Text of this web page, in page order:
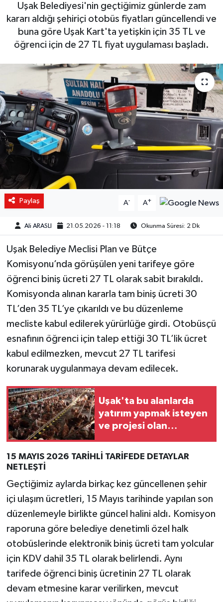
Uşak Belediyesi'nin geçtiğimiz günlerde zam
kararı aldığı şehiriçi otobüs fiyatları güncellendi ve
buna göre Uşak Kart'ta yetişkin için 35 TL ve
öğrenci için de 27 TL fiyat uygulaması başladı.
Paylaş A- A+
Ali ARASLI 21.05.2026 - 11:18 Okunma Süresi: 2 Dk
Uşak Belediye Meclisi Plan ve Bütçe
Komisyonu’nda görüşülen yeni tarifeye göre
öğrenci biniş ücreti 27 TL olarak sabit bırakıldı.
Komisyonda alınan kararla tam biniş ücreti 30
TL’den 35 TL’ye çıkarıldı ve bu düzenleme
mecliste kabul edilerek yürürlüğe girdi. Otobüsçü
esnafının öğrenci için talep ettiği 30 TL’lik ücret
kabul edilmezken, mevcut 27 TL tarifesi
korunarak uygulanmaya devam edilecek.
Uşak'ta bu alanlarda
yatırım yapmak isteyen
ve projesi olan
kadar destek
15 MAYIS 2026 TARİHLİ TARİFEDE DETAYLAR
NETLEŞTİ
Geçtiğimiz aylarda birkaç kez güncellenen şehir
içi ulaşım ücretleri, 15 Mayıs tarihinde yapılan son
düzenlemeyle birlikte güncel halini aldı. Komisyon
raporuna göre belediye denetimli özel halk
otobüslerinde elektronik biniş ücreti tam yolcular
için KDV dahil 35 TL olarak belirlendi. Aynı
tarifede öğrenci biniş ücretinin 27 TL olarak
devam etmesine karar verilirken, mevcut